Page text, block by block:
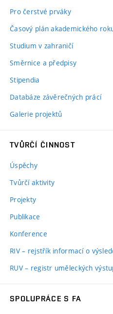
Pro čerstvé prváky
Časový plán akademického
Studium v zahraničí
Směrnice a předpisy
Stipendia
Databáze závěrečných prácí
Galerie projektů
TVŮRČÍ ČINNOST
Úspěchy
Tvůrčí aktivity
Projekty
Publikace
Konference
RIV – rejstřík informací o
RUV – registr uměleckých
SPOLUPRÁCE S FA